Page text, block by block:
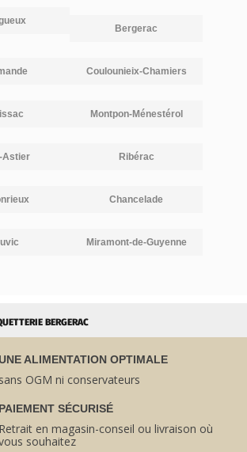
Bergerac
Coulounieix-Chamiers
Montpon-Ménestérol
Astier Ribérac
Chancelade
Miramont-de-Guyenne
BERGERAC
ALIMENTATION OPTIMALE
sans OGM ni conservateurs
PAIEMENT SÉCURISÉ
Retrait en magasin-conseil ou livraison où
souhaitez